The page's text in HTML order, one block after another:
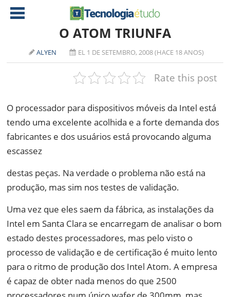
NOTÍCIAS
ATI
NVIDIA
SOFTWARE
NOTEBOOKS
IOS
NOKIA
JOGOS
DOWNLOADS
ANÁLISE
O ATOM TRIUNFA
ALYEN EL 1 DE SETEMBRO, 2008 (HACE 18 ANOS)
Rate this post
O processador para dispositivos móveis da Intel está
tendo uma excelente acolhida e a forte demanda dos
fabricantes e dos usuários está provocando alguma
escassez
destas peças. Na verdade o problema não está na
produção, mas sim nos testes de validação.
Uma vez que eles saem da fábrica, as instalações da
Intel em Santa Clara se encarregam de analisar o bom
estado destes processadores, mas pelo visto o
processo de validação e de certificação é muito lento
para o ritmo de produção dos Intel Atom. A empresa
é capaz de obter nada menos do que 2500